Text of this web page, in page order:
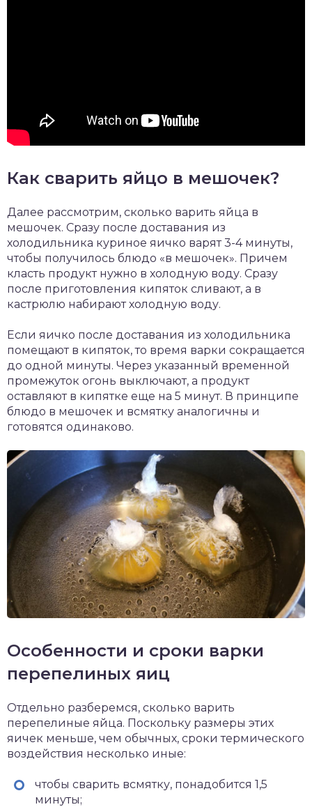
Как сварить яйцо в мешочек?
Далее рассмотрим, сколько варить яйца в
мешочек. Сразу после доставания из
холодильника куриное яичко варят 3-4 минуты,
чтобы получилось блюдо «в мешочек». Причем
класть продукт нужно в холодную воду. Сразу
после приготовления кипяток сливают, а в
кастрюлю набирают холодную воду.
Если яичко после доставания из холодильника
помещают в кипяток, то время варки сокращается
до одной минуты. Через указанный временной
промежуток огонь выключают, а продукт
оставляют в кипятке еще на 5 минут. В принципе
блюдо в мешочек и всмятку аналогичны и
готовятся одинаково.
Особенности и сроки варки
перепелиных яиц
Отдельно разберемся, сколько варить
перепелиные яйца. Поскольку размеры этих
яичек меньше, чем обычных, сроки термического
воздействия несколько иные:
чтобы сварить всмятку, понадобится 1,5
минуты;